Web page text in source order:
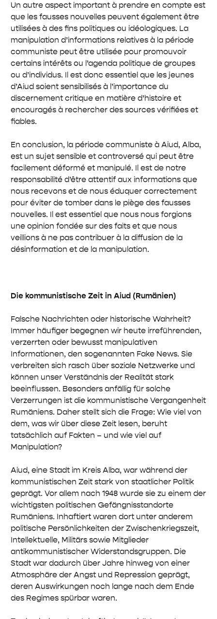
Un autre aspect important à prendre en compte est
que les fausses nouvelles peuvent également être
utilisées à des fins politiques ou idéologiques. La
manipulation d’informations relatives à la période
communiste peut être utilisée pour promouvoir
certains intérêts ou l’agenda politique de groupes
ou d’individus. Il est donc essentiel que les jeunes
d’Aiud soient sensibilisés à l’importance du
discernement critique en matière d’histoire et
encouragés à rechercher des sources vérifiées et
fiables.
En conclusion, la période communiste à Aiud, Alba,
est un sujet sensible et controversé qui peut être
facilement déformé et manipulé. Il est de notre
responsabilité d’être attentif aux informations que
nous recevons et de nous éduquer correctement
pour éviter de tomber dans le piège des fausses
nouvelles. Il est essentiel que nous nous forgions
une opinion fondée sur des faits et que nous
veillions à ne pas contribuer à la diffusion de la
désinformation et de la manipulation.
Die kommunistische Zeit in Aiud (Rumänien)
Falsche Nachrichten oder historische Wahrheit?
Immer häufiger begegnen wir heute irreführenden,
verzerrten oder bewusst manipulativen
Informationen, den sogenannten Fake News. Sie
verbreiten sich rasch über soziale Netzwerke und
können unser Verständnis der Realität stark
beeinflussen. Besonders anfällig für solche
Verzerrungen ist die kommunistische Vergangenheit
Rumäniens. Daher stellt sich die Frage: Wie viel von
dem, was wir über diese Zeit lesen, beruht
tatsächlich auf Fakten – und wie viel auf
Manipulation?
Aiud, eine Stadt im Kreis Alba, war während der
kommunistischen Zeit stark von staatlicher Politik
geprägt. Vor allem nach 1948 wurde sie zu einem der
wichtigsten politischen Gefängnisstandorte
Rumäniens. Inhaftiert waren dort unter anderem
politische Persönlichkeiten der Zwischenkriegszeit,
Intellektuelle, Militärs sowie Mitglieder
antikommunistischer Widerstandsgruppen. Die
Stadt war dadurch über Jahre hinweg von einer
Atmosphäre der Angst und Repression geprägt,
deren Auswirkungen noch lange nach dem Ende
des Regimes spürbar waren.